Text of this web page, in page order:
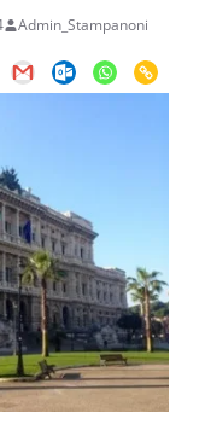
Admin_Stampanoni